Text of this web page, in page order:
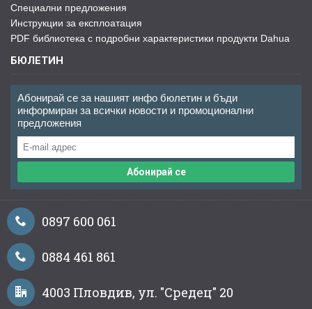
Специални предложения
Инструкции за експлоатация
PDF библиотека с подробни характеристики продукти Dahua
БЮЛЕТИН
Абонирай се за нашият инфо бюлетин и бъди
информиран за всички новости и промоционални
предложения
Абонирай се
0897 600 061
0884 461 861
4003 Пловдив, ул. "Средец" 20